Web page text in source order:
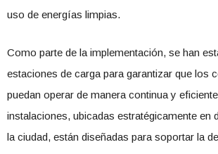
uso de energías limpias.
Como parte de la implementación, se han
estaciones de carga para garantizar que los
puedan operar de manera continua y
instalaciones, ubicadas estratégicamente en
la ciudad, están diseñadas para soportar la